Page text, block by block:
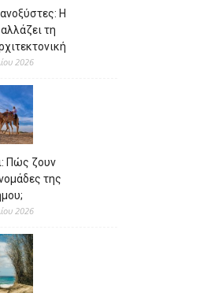
Η
τη
2026
Πώς ζουν
της
2026